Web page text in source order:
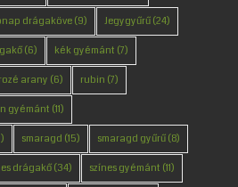
drágaköve(9) Jegygyűrű(24)
(6) kék gyémánt (7)
rozé arany (6) rubin (7)
gyémánt (11)
smaragd (15) smaragd gyűrű(8)
drágakő(34) színes gyémánt (11)